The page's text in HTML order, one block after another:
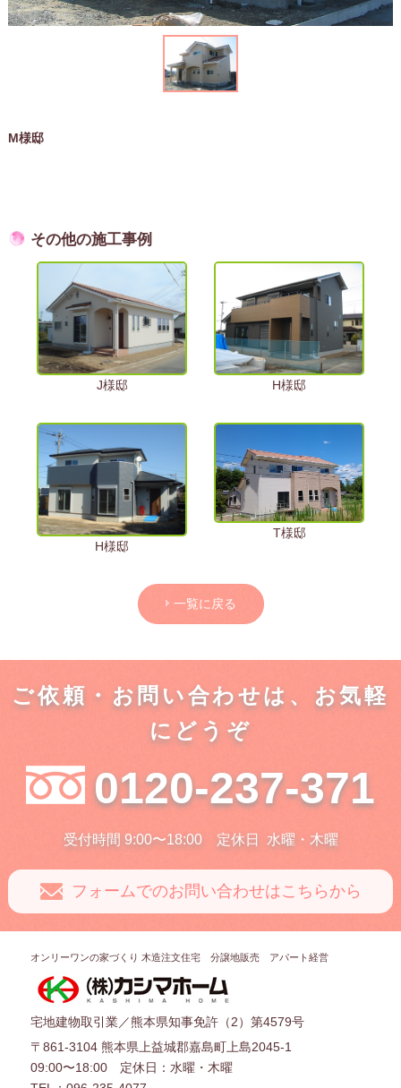
M様邸
その他の施工事例
J様邸 H様邸
H様邸
T様邸
一覧に戻る
ご依頼・お問い合わせは、お気軽
にどうぞ
0120-237-371
受付時間 9:00〜18:00 定休日 水曜・木曜
フォームでのお問い合わせはこちらから
オンリーワンの家づくり 木造注文住宅 分譲地販売 アパート経営
宅地建物取引業／熊本県知事免許（2）第4579号
〒861-3104 熊本県上益城郡嘉島町上島2045-1
09:00〜18:00 定休日：水曜・木曜